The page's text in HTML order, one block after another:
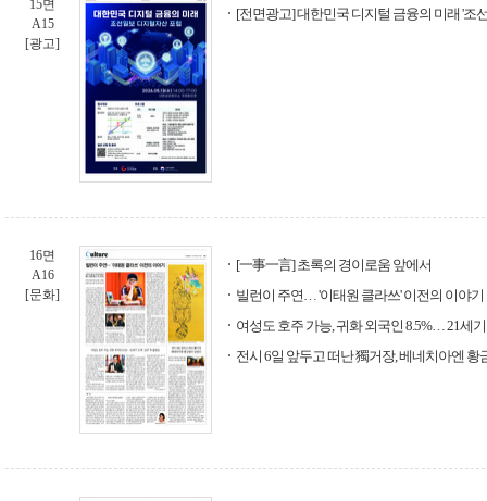
15면
A15
[광고]
[전면광고] 대한민국 디지털 금융의 미래 '조
16면
A16
[문화]
[一事一言] 초록의 경이로움 앞에서
빌런이 주연… '이태원 클라쓰' 이전의 이야기
여성도 호주 가능, 귀화 외국인 8.5%… 21세기
전시 6일 앞두고 떠난 獨거장, 베네치아엔 황